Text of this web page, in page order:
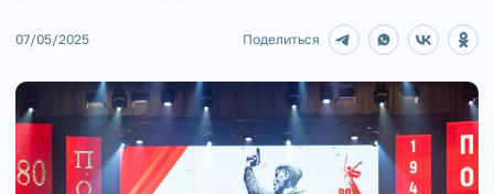
07/05/2025 Поделиться